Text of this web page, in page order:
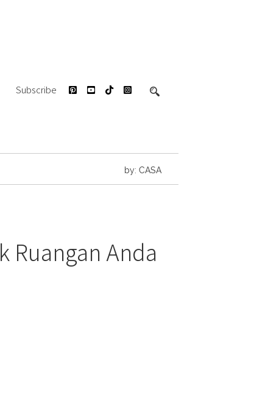
Subscribe
by: CASA
Ruangan Anda